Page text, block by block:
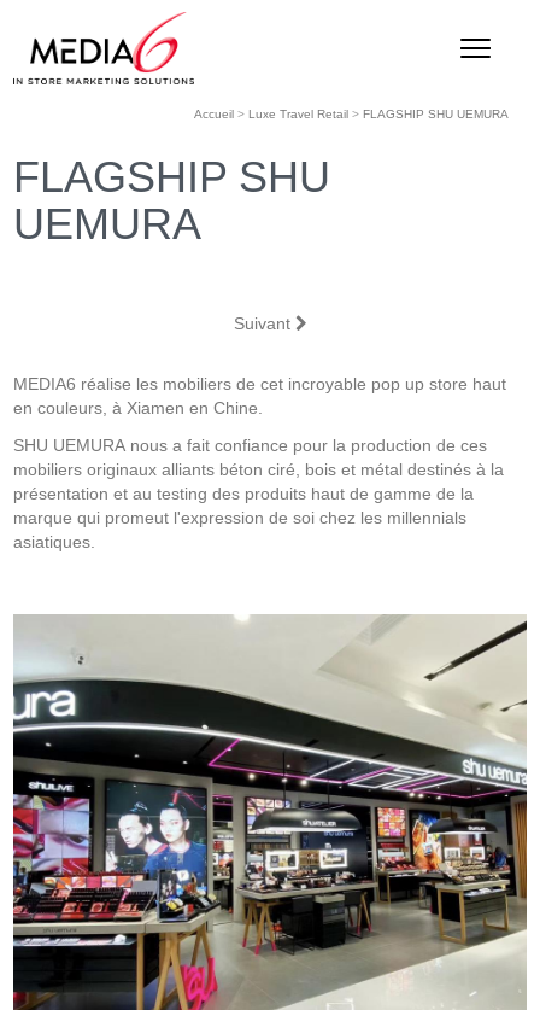
Accueil> Luxe Travel Retail> FLAGSHIP SHU UEMURA
FLAGSHIP SHU
UEMURA
Suivant
MEDIA6 réalise les mobiliers de cet incroyable pop up store haut
en couleurs, à Xiamen en Chine.
SHU UEMURA nous a fait confiance pour la production de ces
mobiliers originaux alliants béton ciré, bois et métal destinés à la
présentation et au testing des produits haut de gamme de la
marque qui promeut l'expression de soi chez les millennials
asiatiques.